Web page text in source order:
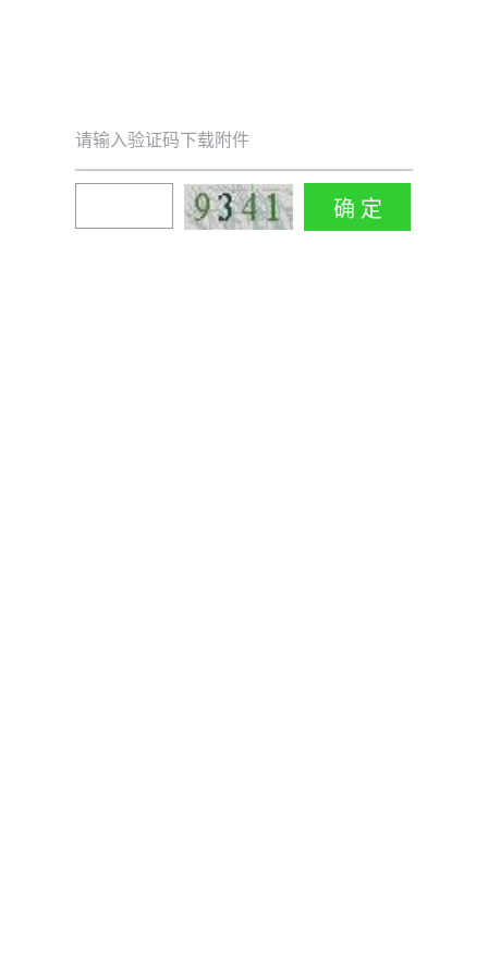
请输入验证码下载附件